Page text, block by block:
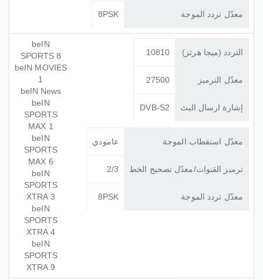
معدّل تردد الموجة 8PSK
التردد (ميجا هرتز) 10810
معدّل الترميز 27500
إشارة ارسال البث DVB-S2
معدّل استقطاب الموجة عامودي
ترميز القنوات/معدّل تصحيح الخط 2/3
معدّل تردد الموجة 8PSK
beIN
SPORTS 8
beIN MOVIES
1
beIN News
beIN
SPORTS
MAX 1
beIN
SPORTS
MAX 6
beIN
SPORTS
XTRA 3
beIN
SPORTS
XTRA 4
beIN
SPORTS
XTRA 9